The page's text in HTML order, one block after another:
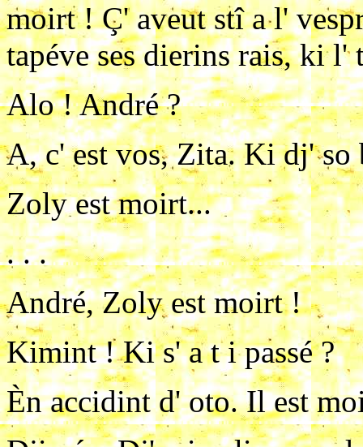
moirt ! Ç' aveut stî a l'
tapéve ses dierins rais, ki l'
Alo ! André ?
A, c' est vos, Zita. Ki dj' so
Zoly est moirt...
. . .
André, Zoly est moirt !
Kimint ! Ki s' a t i passé ?
Èn accidint d' oto. Il est